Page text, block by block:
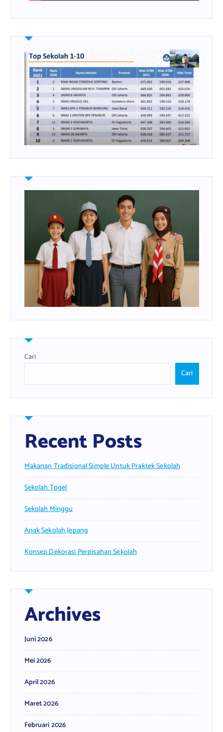
Cari
Cari
Recent Posts
Makanan Tradisional Simple Untuk Praktek Sekolah
Sekolah Togel
Sekolah Minggu
Anak Sekolah Jepang
Konsep Dekorasi Perpisahan Sekolah
Archives
Juni 2026
Mei 2026
April 2026
Maret 2026
Februari 2026